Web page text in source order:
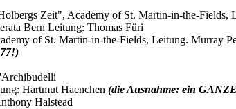
Zeit", Academy of St. Martin-in-the-
Bern Leitung: Thomas Füri
of St. Martin-in-the-Fields, Leitung. Murray
Hartmut Haenchen (die Ausnahme: ein
Halstead